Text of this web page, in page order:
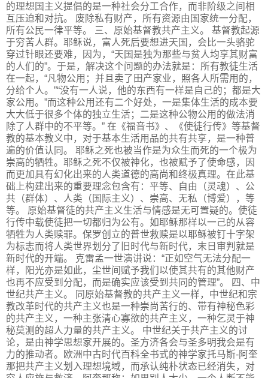
的理想国主义提倡的是一种社会分工合作，而非阶级之间相
互压迫和对抗。 废除私有财产，所有资源由国家统一分配，
所有公民一律平等。 三、原始基督教共产主义。 基督教起源
于穷苦人群。耶稣说，富人死后要想进天国，会比一头骆驼
穿过针眼还要难，因为，“天国是独为那些与贫人均享其财富
的人们的”。于是，解决这个问题的办法就是：所有教徒生活
在一起，“凡物公用；并且卖了田产家业，照各人所需用的，
分给个人。”“没有一人说，他的东西有一样是自己的；都是大
家公用。”而这种公用还有二个好处，一是集体生活的成本要
大大低于很多个体的独立生活；二是这种公物公用的做法消
除了人群中的不平等。” 在《福音书》、《使徒行传》等基督
教的基本教义中，对于基本生活用品的共有共享，是一种普
遍的价值认同。 耶稣之死也被当作是为众生而死的一个极为
崇高的牺牲。耶稣之死不仅被神化，也被赋予了使命感，因
而更加具有幻化出来的人类道德的高尚和终极真理。在此基
础上构建出来的重要理念包含有：平等、自由（灵魂）、公
共（群体）、人类（国际主义）、崇高、无私（博爱），等
等。 原始基督徒的共产主义生活与情感是无可置疑的。使徒
行传中载使徒把一切都归为公有。如耶稣那样以一己的从容
牺牲为人类赎罪。保罗创立的普世救赎是以耶稣被钉十字架
为标志而将人类世界划分了旧时代与新时代，末日审判就是
新时代的开端。 克雷孟一世演讲说：“正如空气无法分配一
样，阳光亦是如此，尘世间赋予我们以使其共有的其他财产
也再不应受到分配，而是确实应该受到共同的管理”。 四、中
世纪共产主义。 同原始基督教的共产主义一样，中世纪和宗
教改革时代的共产主义也是一种崇尚苦行的、带有神秘色彩
的共产主义，一种主张清心寡欲的共产主义，一种乞灵于神
秘莫测的超人力量的共产主义。 中世纪关于共产主义的讨
论，是由神学思想家开展的。圣方济各会与圣多明我会是有
力的推动者。欧洲中古时代百科全书式的神学家托马斯-阿奎
那把共产主义划入理想境域，而承认纯朴状态已经消失，对